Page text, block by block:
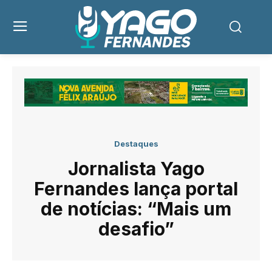
Destaques
Jornalista Yago
Fernandes lança portal
de notícias: “Mais um
desafio”